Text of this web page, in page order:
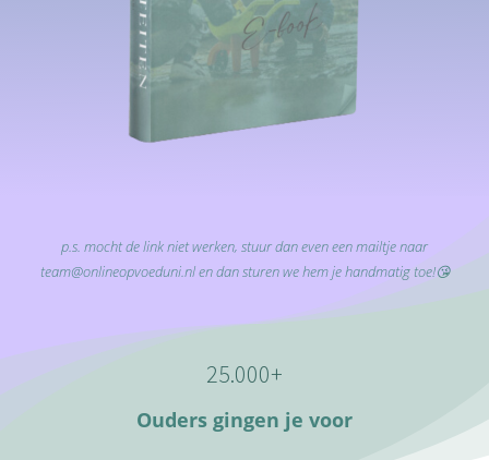
p.s. mocht de link niet werken, stuur dan even een mailtje naar
team@onlineopvoeduni.nl en dan sturen we hem je handmatig toe!😘
25.000+
Ouders gingen je voor